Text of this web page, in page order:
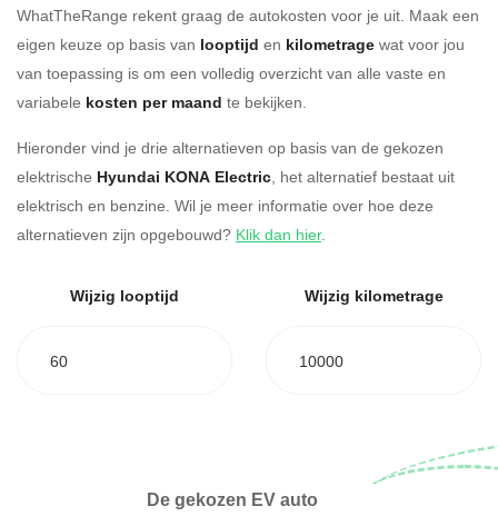
WhatTheRange rekent graag de autokosten voor je uit. Maak een
eigen keuze op basis van looptijd en kilometrage wat voor jou
van toepassing is om een volledig overzicht van alle vaste en
variabele kosten per maand te bekijken.
Hieronder vind je drie alternatieven op basis van de gekozen
elektrische Hyundai KONA Electric, het alternatief bestaat uit
elektrisch en benzine. Wil je meer informatie over hoe deze
alternatieven zijn opgebouwd? Klik dan hier.
Wijzig looptijd
60
Wijzig kilometrage
10000
De gekozen EV auto